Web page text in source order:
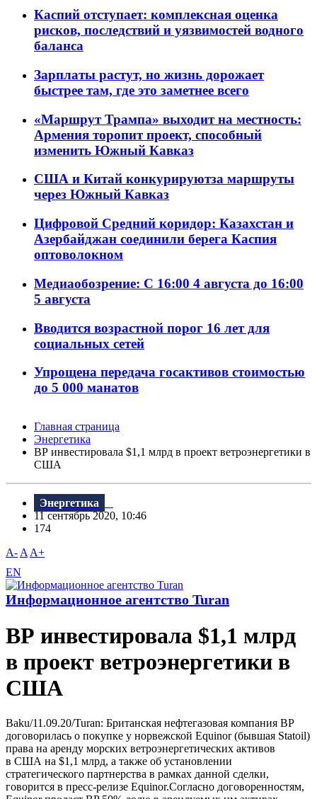
Каспий отступает: комплексная оценка
рисков, последствий и уязвимостей водного
баланса
Зарплаты растут, но жизнь дорожает
быстрее там, где это заметнее всего
«Маршрут Трампа» выходит на местность:
Армения торопит проект, способный
изменить Южный Кавказ
США и Китай конкурируютза маршруты
через Южный Кавказ
Цифровой Средний коридор: Казахстан и
Азербайджан соединили берега Каспия
оптоволокном
Медиаобозрение: С 16:00 4 августа до 16:00
5 августа
Вводится возрастной порог 16 лет для
социальных сетей
Упрощена передача госактивов стоимостью
до 5 000 манатов
Главная страница
Энергетика
ВР инвестировала $1,1 млрд в проект ветроэнергетики в
США
Энергетика
11 сентябрь 2020, 10:46
174
A- A A+
EN
Информационное агентство Turan
ВР инвестировала $1,1 млрд
в проект ветроэнергетики в
США
Baku/11.09.20/Turan: Британская нефтегазовая компания BP
договорилась о покупке у норвежской Equinor (бывшая Statoil)
права на аренду морских ветроэнергетических активов
в США на $1,1 млрд, а также об установлении
стратегического партнерства в рамках данной сделки,
говорится в пресс-релизе Equinor.Согласно договоренностям,